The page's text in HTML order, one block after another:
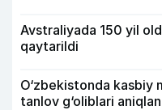
Avstraliyada 150 yil
qaytarildi
O‘zbekistonda kasbiy
tanlov g‘oliblari